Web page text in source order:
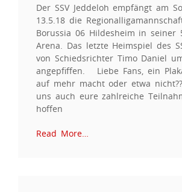
Der SSV Jeddeloh empfängt am
13.5.18 die
Borussia 06 Hildesheim in seiner
Arena. Das letzte Heimspiel des
von Schiedsrichter Timo Daniel
angepfiffen. Liebe Fans, ein
auf mehr macht oder etwa
uns auch eure zahlreiche
hoffen
Read More…